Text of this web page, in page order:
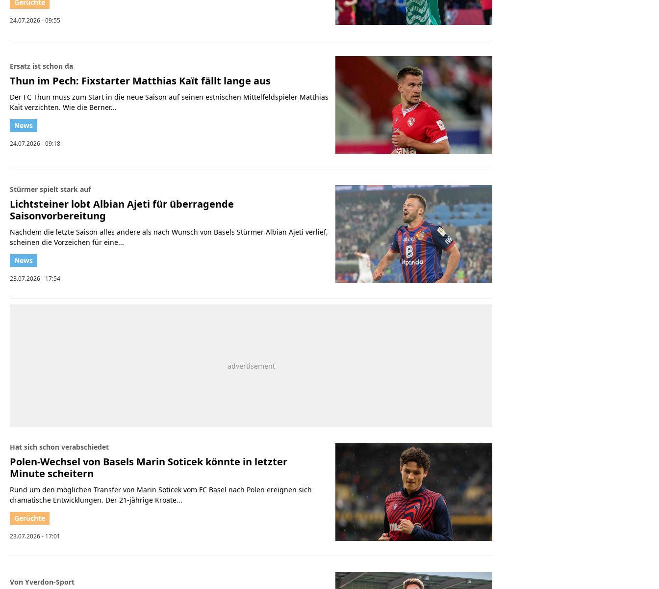
24.07.2026 - 09:55
Ersatz ist schon da
Thun im Pech: Fixstarter Matthias Kaït fällt lange aus
Der FC Thun muss zum Start in die neue Saison auf seinen estnischen Mittelfeldspieler Matthias
Kaït verzichten. Wie die Berner...
24.07.2026 - 09:18
Stürmer spielt stark auf
Lichtsteiner lobt Albian Ajeti für überragende
Saisonvorbereitung
Nachdem die letzte Saison alles andere als nach Wunsch von Basels Stürmer Albian Ajeti verlief,
scheinen die Vorzeichen für eine...
23.07.2026 - 17:54
Hat sich schon verabschiedet
Polen-Wechsel von Basels Marin Soticek könnte in letzter
Minute scheitern
Rund um den möglichen Transfer von Marin Soticek vom FC Basel nach Polen ereignen sich
dramatische Entwicklungen. Der 21-jährige Kroate...
23.07.2026 - 17:01
Von Yverdon-Sport